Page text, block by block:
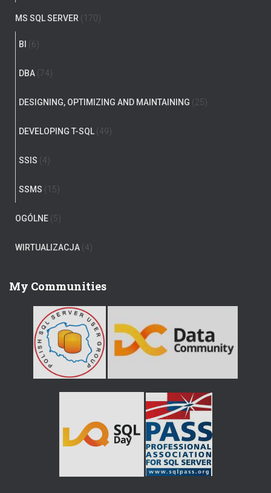
MS SQL SERVER (170)
BI (6)
DBA (74)
DESIGNING, OPTIMIZING AND MAINTAINING (25)
DEVELOPING T-SQL (49)
SSIS (4)
SSMS (15)
OGÓLNE (5)
WIRTUALIZACJA (4)
My Communities